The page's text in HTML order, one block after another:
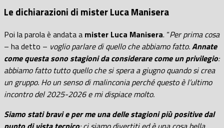
Le dichiarazioni di mister Luca Manisera
Poi la parola è andata a mister Luca Manisera. “Per prima cosa
– ha detto – voglio parlare di quello che abbiamo fatto.Annate
come questa sono stagioni da considerare come un privilegio:
abbiamo fatto tutto quello che si spera a giugno quando si crea
un gruppo. Ho un senso di malinconia perché questo è l’ultimo
incontro del 2025-2026 e mi dispiace molto.
Siamo stati bravi e per me una delle stagioni più positive dal